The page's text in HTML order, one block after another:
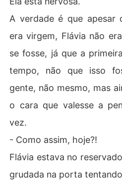
A verdade é que apesar
era virgem, Flávia não
se fosse, já que a
tempo, não que isso
gente, não mesmo, mas
o cara que valesse a
vez.
- Como assim, hoje?!
Flávia estava no
grudada na porta